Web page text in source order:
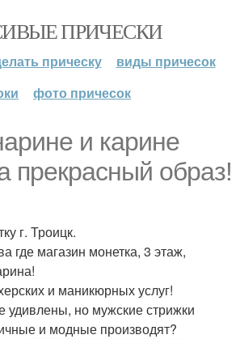
ПРИЧЕСКИ
прическу
виды причесок
фото причесок
и карине
прекрасный образ!
г. Троицк.
где магазин монетка, 3 этаж,
и маникюрных услуг!
удивлены, но мужские стрижки
и модные производят?